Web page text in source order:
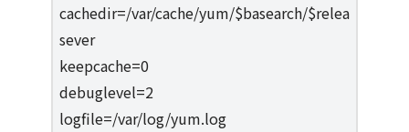
cachedir=/var/cache/yum/$basearch/$relea
sever
keepcache=0
debuglevel=2
logfile=/var/log/yum.log